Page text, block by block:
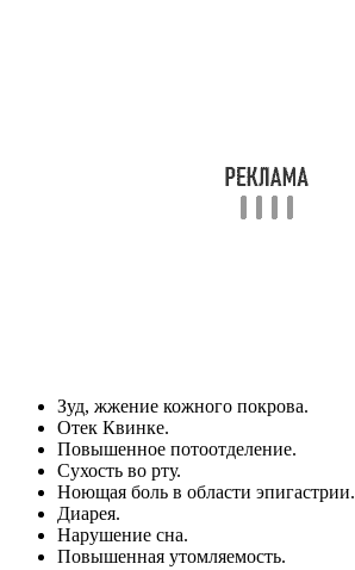
Зуд, жжение кожного покрова.
Отек Квинке.
Повышенное потоотделение.
Сухость во рту.
Ноющая боль в области эпигастрии.
Диарея.
Нарушение сна.
Повышенная утомляемость.